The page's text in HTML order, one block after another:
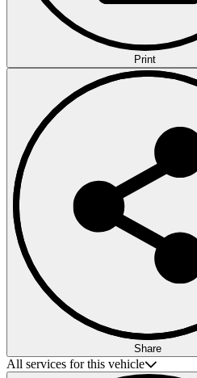
Print
Share
All services for this vehicle